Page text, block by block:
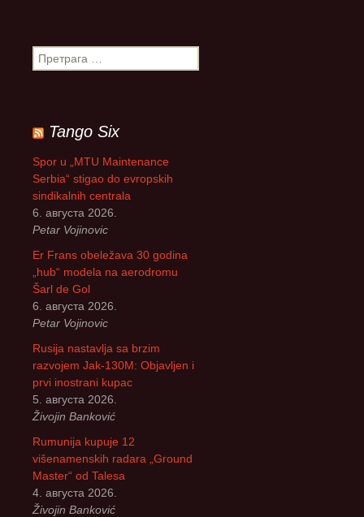
П
р
а
г
а
а
:
Tango Six
Spor u „MTU Maintenance
Serbia“ stigao do evropskih
sindikalnih centrala
6. августа 2026.
Petar Vojinovic
Er Frans obeležava 30 godina
„hub“ modela na aerodromu
Šarl de Gol
6. августа 2026.
Petar Vojinovic
Rusija nastavlja sa brzim
razvojem Jak-130M: Objavljen i
prvi inostrani kupac
5. августа 2026.
Živojin Banković
Rumunija kupuje 12
višenamenskih radara „Ground
Master“ od Talesa
4. августа 2026.
Živojin Banković